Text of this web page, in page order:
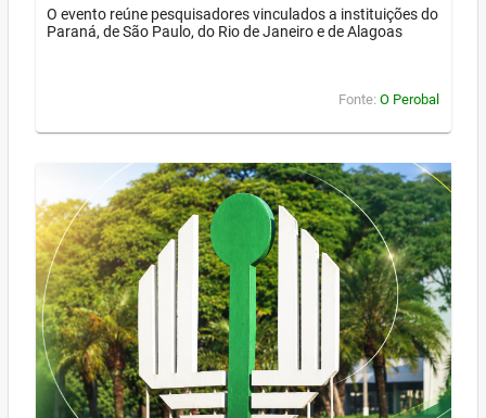
O evento reúne pesquisadores vinculados a instituições do
Paraná, de São Paulo, do Rio de Janeiro e de Alagoas
Fonte: O Perobal